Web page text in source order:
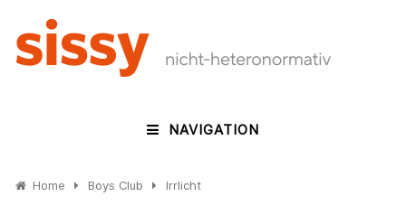
NAVIGATION
Home Boys Club Irrlicht